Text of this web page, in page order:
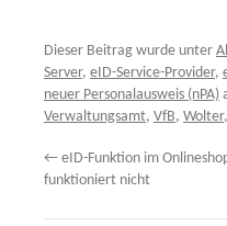
Dieser Beitrag wurde unter
Server, eID-Service-Provider,
neuer Personalausweis (nPA)
Verwaltungsamt, VfB, Wolter,
← eID-Funktion im
funktioniert nicht